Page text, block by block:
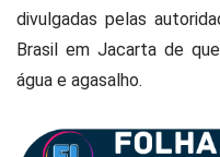
divulgadas pelas
Brasil em Jacarta de
água e agasalho.